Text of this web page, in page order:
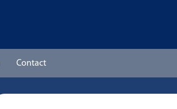
Contact